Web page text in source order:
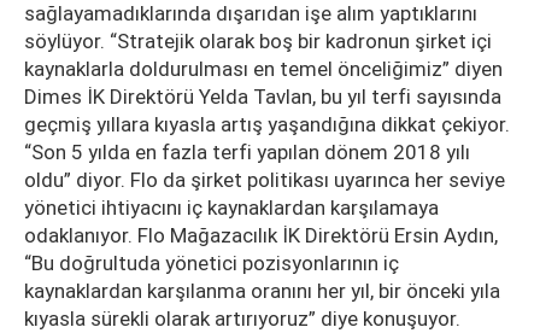
sağlayamadıklarında dışarıdan işe alım yaptıklarını
söylüyor. “Stratejik olarak boş bir kadronun şirket içi
kaynaklarla doldurulması en temel önceliğimiz” diyen
Dimes İK Direktörü Yelda Tavlan, bu yıl terfi sayısında
geçmiş yıllara kıyasla artış yaşandığına dikkat çekiyor.
“Son 5 yılda en fazla terfi yapılan dönem 2018 yılı
oldu” diyor. Flo da şirket politikası uyarınca her seviye
yönetici ihtiyacını iç kaynaklardan karşılamaya
odaklanıyor. Flo Mağazacılık İK Direktörü Ersin Aydın,
“Bu doğrultuda yönetici pozisyonlarının iç
kaynaklardan karşılanma oranını her yıl, bir önceki yıla
kıyasla sürekli olarak artırıyoruz” diye konuşuyor.